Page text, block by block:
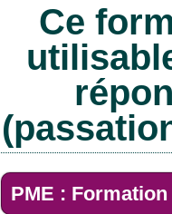
Ce
PME :